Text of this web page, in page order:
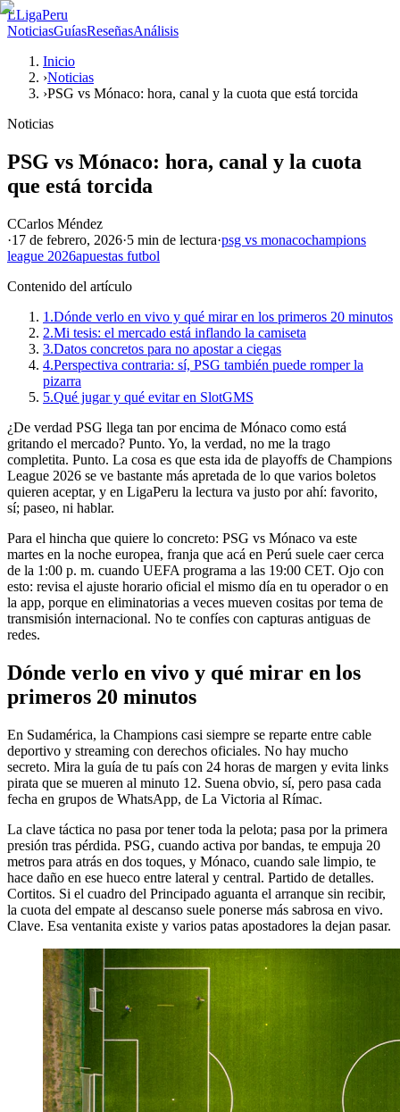
LLigaPeru
NoticiasGuíasReseñasAnálisis
Inicio
›Noticias
›PSG vs Mónaco: hora, canal y la cuota que está torcida
Noticias
PSG vs Mónaco: hora, canal y la cuota
que está torcida
CCarlos Méndez
·17 de febrero, 2026·5 min de lectura·psg vs monacochampions
league 2026apuestas futbol
Contenido del artículo
1.Dónde verlo en vivo y qué mirar en los primeros 20 minutos
2.Mi tesis: el mercado está inflando la camiseta
3.Datos concretos para no apostar a ciegas
4.Perspectiva contraria: sí, PSG también puede romper la
pizarra
5.Qué jugar y qué evitar en SlotGMS
¿De verdad PSG llega tan por encima de Mónaco como está
gritando el mercado? Punto. Yo, la verdad, no me la trago
completita. Punto. La cosa es que esta ida de playoffs de Champions
League 2026 se ve bastante más apretada de lo que varios boletos
quieren aceptar, y en LigaPeru la lectura va justo por ahí: favorito,
sí; paseo, ni hablar.
Para el hincha que quiere lo concreto: PSG vs Mónaco va este
martes en la noche europea, franja que acá en Perú suele caer cerca
de la 1:00 p. m. cuando UEFA programa a las 19:00 CET. Ojo con
esto: revisa el ajuste horario oficial el mismo día en tu operador o en
la app, porque en eliminatorias a veces mueven cositas por tema de
transmisión internacional. No te confíes con capturas antiguas de
redes.
Dónde verlo en vivo y qué mirar en los
primeros 20 minutos
En Sudamérica, la Champions casi siempre se reparte entre cable
deportivo y streaming con derechos oficiales. No hay mucho
secreto. Mira la guía de tu país con 24 horas de margen y evita links
pirata que se mueren al minuto 12. Suena obvio, sí, pero pasa cada
fecha en grupos de WhatsApp, de La Victoria al Rímac.
La clave táctica no pasa por tener toda la pelota; pasa por la primera
presión tras pérdida. PSG, cuando activa por bandas, te empuja 20
metros para atrás en dos toques, y Mónaco, cuando sale limpio, te
hace daño en ese hueco entre lateral y central. Partido de detalles.
Cortitos. Si el cuadro del Principado aguanta el arranque sin recibir,
la cuota del empate al descanso suele ponerse más sabrosa en vivo.
Clave. Esa ventanita existe y varios patas apostadores la dejan pasar.